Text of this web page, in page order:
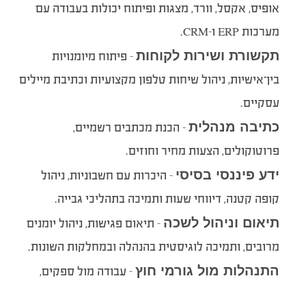
אופיס, אקסל, וורד, מצגות ופיתוח יכולות בעבודה עם
מערכות ERP ו-CRM.
תקשורת ושירות לקוחות– פיתוח מיומנויות
בין־אישיות, ניהול שיחות טלפון מקצועיות וכתיבת מיילים
עסקיים.
כתיבה מנהלית– הכנת מכתבים רשמיים,
פרוטוקולים, הצעות מחיר וחוזים.
ידע פיננסי בסיסי – היכרות עם חשבוניות, ניהול
קופה קטנה, דיווחי שעות ותמיכה בתהליכי גבייה.
תיאום וניהול לשכה – תיאום פגישות, ניהול יומנים
מרובים, ותמיכה לוגיסטית בהנהלה ובמחלקות השונות.
התנהלות מול גורמי חוץ– עבודה מול ספקים,